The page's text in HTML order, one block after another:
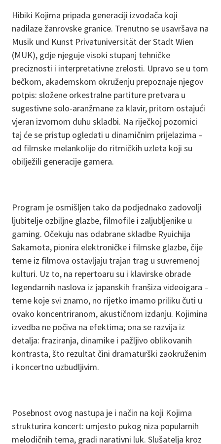
Hibiki Kojima pripada generaciji izvođača koji
nadilaze žanrovske granice. Trenutno se usavršava na
Musik und Kunst Privatuniversität der Stadt Wien
(MUK), gdje njeguje visoki stupanj tehničke
preciznosti i interpretativne zrelosti. Upravo se u tom
bečkom, akademskom okruženju prepoznaje njegov
potpis: složene orkestralne partiture pretvara u
sugestivne solo-aranžmane za klavir, pritom ostajući
vjeran izvornom duhu skladbi. Na riječkoj pozornici
taj će se pristup ogledati u dinamičnim prijelazima –
od filmske melankolije do ritmičkih uzleta koji su
obilježili generacije gamera.
Program je osmišljen tako da podjednako zadovolji
ljubitelje ozbiljne glazbe, filmofile i zaljubljenike u
gaming. Očekuju nas odabrane skladbe Ryuichija
Sakamota, pionira elektroničke i filmske glazbe, čije
teme iz filmova ostavljaju trajan trag u suvremenoj
kulturi. Uz to, na repertoaru su i klavirske obrade
legendarnih naslova iz japanskih franšiza videoigara –
teme koje svi znamo, no rijetko imamo priliku čuti u
ovako koncentriranom, akustičnom izdanju. Kojimina
izvedba ne počiva na efektima; ona se razvija iz
detalja: fraziranja, dinamike i pažljivo oblikovanih
kontrasta, što rezultat čini dramaturški zaokruženim
i koncertno uzbudljivim.
Posebnost ovog nastupa je i način na koji Kojima
strukturira koncert: umjesto pukog niza popularnih
melodičnih tema, gradi narativni luk. Slušatelja kroz